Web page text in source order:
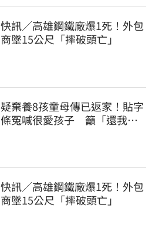
快訊／高雄鋼鐵廠爆1死！外包
商墜15公尺「摔破頭亡」
疑棄養8孩童母傳已返家！貼字
條冤喊很愛孩子 籲「還我們
快訊／高雄鋼鐵廠爆1死！外包
商墜15公尺「摔破頭亡」